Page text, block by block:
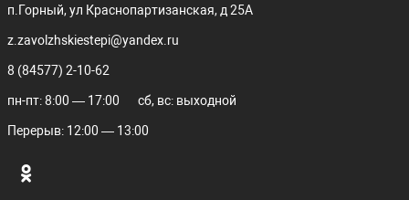
п.Горный, ул Краснопартизанская, д 25А
z.zavolzhskiestepi@yandex.ru
8 (84577) 2-10-62
пн-пт: 8:00 — 17:00 сб, вс: выходной
Перерыв: 12:00 — 13:00